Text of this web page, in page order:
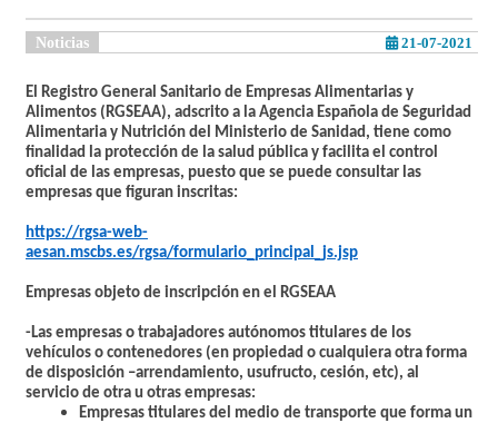
Noticias 21-07-2021
El Registro General Sanitario de Empresas Alimentarias y
Alimentos (RGSEAA), adscrito a la Agencia Española de Seguridad
Alimentaria y Nutrición del Ministerio de Sanidad, tiene como
finalidad la protección de la salud pública y facilita el control
oficial de las empresas, puesto que se puede consultar las
empresas que figuran inscritas:
https://rgsa-web-
aesan.mscbs.es/rgsa/formulario_principal_js.jsp
Empresas objeto de inscripción en el RGSEAA
-Las empresas o trabajadores autónomos titulares de los
vehículos o contenedores (en propiedad o cualquiera otra forma
de disposición –arrendamiento, usufructo, cesión, etc), al
servicio de otra u otras empresas:
Empresas titulares del medio de transporte que forma un